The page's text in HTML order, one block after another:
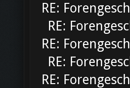
RE:
RE:
RE:
RE:
RE: